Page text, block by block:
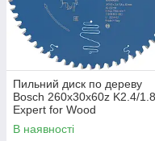
Пильний диск по дереву
Bosch 260x30x60z K2.4/1.8
Expert for Wood
В наявності